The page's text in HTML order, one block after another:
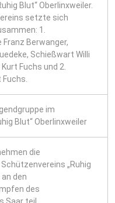
Blut“ Oberlinxweiler.
setzte sich
1.
Berwanger,
Schießwart Willi
Fuchs und 2.
im
Blut“ Oberlinxweiler
die
„Ruhig
den
des